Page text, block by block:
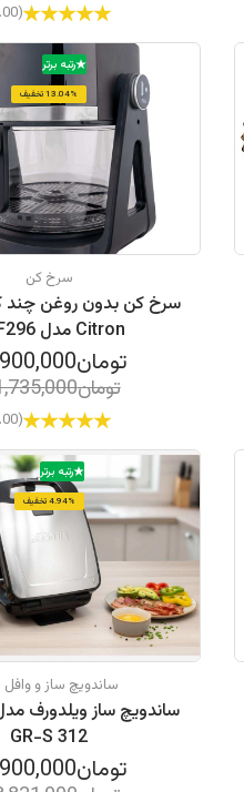
(5.00)
رتبه برتر
13.04% تخفیف
سرخ کن
سرخ کن بدون روغن چند
Citron مدل CAF296
تومان18,900,000
تومان21,735,000
(5.00)
رتبه برتر
4.94% تخفیف
ساندویچ ساز و وافل
GR-S 312
تومان17,900,000